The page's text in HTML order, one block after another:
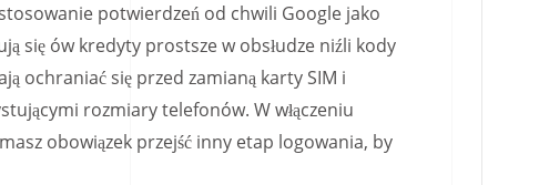
potwierdzeń od chwili Google jako
się ów kredyty prostsze w obsłudze niźli kody
ochraniać się przed zamianą karty SIM i
rozmiary telefonów. W włączeniu
obowiązek przejść inny etap logowania, by